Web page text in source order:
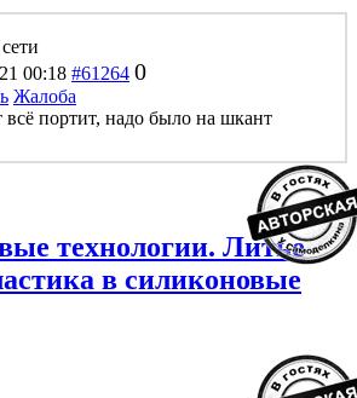
00:18 #61264 0
Жалоба
портит, надо было на шкант
технологии. Литье
в силиконовые